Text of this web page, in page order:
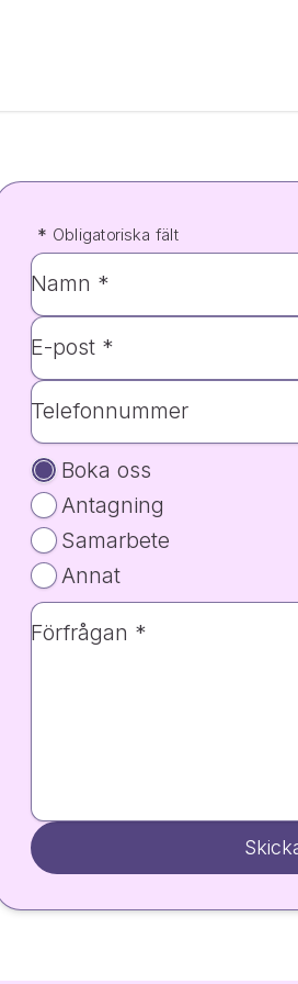
* Obligatoriska fält
Namn *
E-post *
Telefonnummer
Boka oss
Antagning
Samarbete
Annat
Förfrågan *